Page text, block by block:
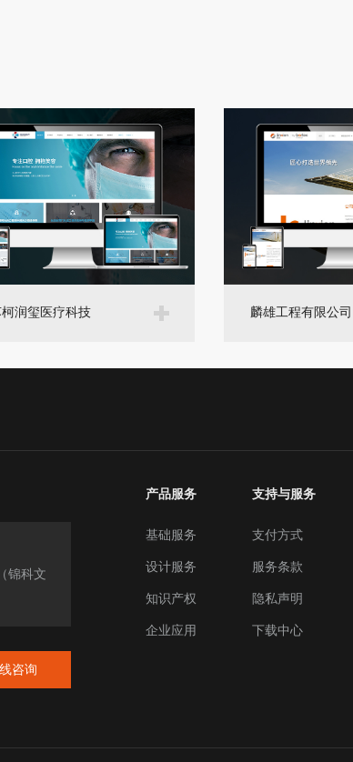
润玺医疗科技 麟雄工程有限公司
锦科文
咨询
产品服务
基础服务
设计服务
知识产权
企业应用
支持与服务
支付方式
服务条款
隐私声明
下载中心